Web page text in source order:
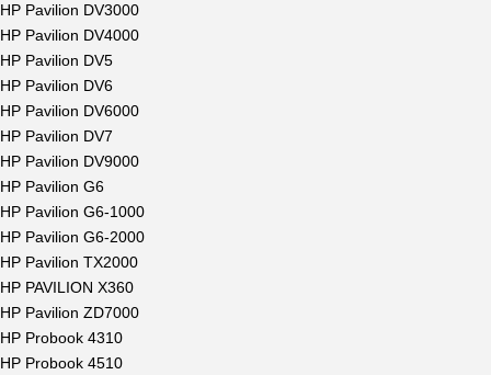
HP Pavilion DV3000
HP Pavilion DV4000
HP Pavilion DV5
HP Pavilion DV6
HP Pavilion DV6000
HP Pavilion DV7
HP Pavilion DV9000
HP Pavilion G6
HP Pavilion G6-1000
HP Pavilion G6-2000
HP Pavilion TX2000
HP PAVILION X360
HP Pavilion ZD7000
HP Probook 4310
HP Probook 4510